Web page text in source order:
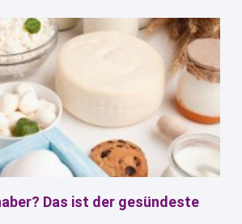
Das ist der gesündeste